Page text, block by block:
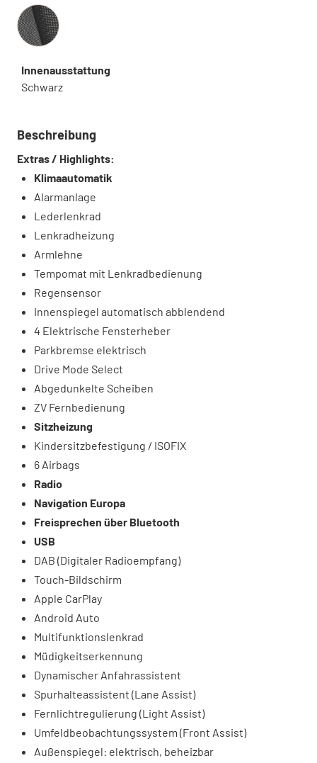
Innenausstattung
Innenausstattung
Schwarz
Beschreibung
Extras / Highlights:
Klimaautomatik
Alarmanlage
Lederlenkrad
Lenkradheizung
Armlehne
Tempomat mit Lenkradbedienung
Regensensor
Innenspiegel automatisch abblendend
4 Elektrische Fensterheber
Parkbremse elektrisch
Drive Mode Select
Abgedunkelte Scheiben
ZV Fernbedienung
Sitzheizung
Kindersitzbefestigung / ISOFIX
6 Airbags
Radio
Navigation Europa
Freisprechen über Bluetooth
USB
DAB (Digitaler Radioempfang)
Touch-Bildschirm
Apple CarPlay
Android Auto
Multifunktionslenkrad
Müdigkeitserkennung
Dynamischer Anfahrassistent
Spurhalteassistent (Lane Assist)
Fernlichtregulierung (Light Assist)
Umfeldbeobachtungssystem (Front Assist)
Außenspiegel: elektrisch, beheizbar